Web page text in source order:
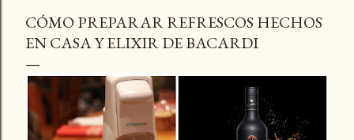
CÓMO PREPARAR REFRESCOS HECHOS
EN CASA Y ELIXIR DE BACARDI